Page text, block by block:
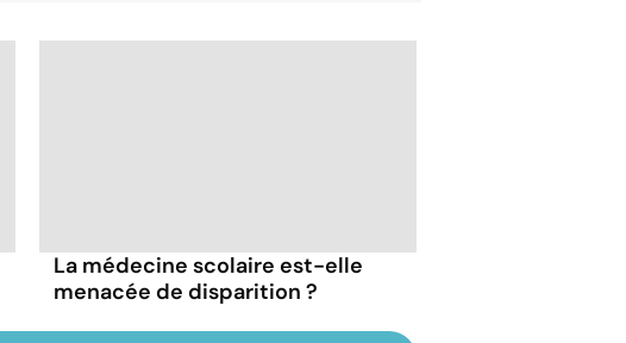
La médecine scolaire est-elle
menacée de disparition ?